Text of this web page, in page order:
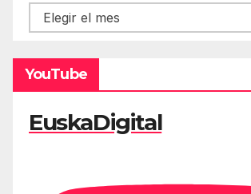
Hemeroteca
YouTube
EuskaDigital